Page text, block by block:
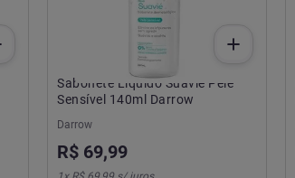
Sabonete Líquido Suavie Pele
Sensível 140ml Darrow
Darrow
R$ 69,99